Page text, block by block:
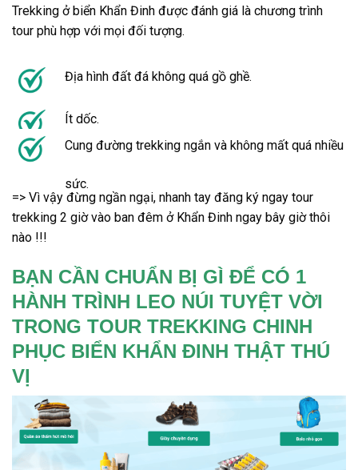
Trekking ởbiển Khẩn Đinh được đánh giá là chương trình
tour phù hợp với mọi đối tượng.
Địa hình đất đá không quá gồ ghề.
Ít dốc.
Cung đường trekking ngắn và không mất quá nhiều
sức.
=> Vì vậy đừng ngần ngại, nhanh tay đăng ký ngay tour
trekking 2 giờ vào ban đêm ở Khẩn Đinh ngay bây giờ thôi
nào !!!
BẠN CẦN CHUẨN BỊ GÌ ĐỂ CÓ 1
HÀNH TRÌNH LEO NÚI TUYỆT VỜI
TRONG TOUR TREKKING CHINH
PHỤC BIỂN KHẨN ĐINH THẬT THÚ
VỊ